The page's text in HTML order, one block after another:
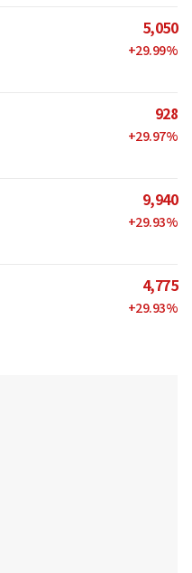
5,050
+29.99%
928
+29.97%
9,940
+29.93%
4,775
+29.93%